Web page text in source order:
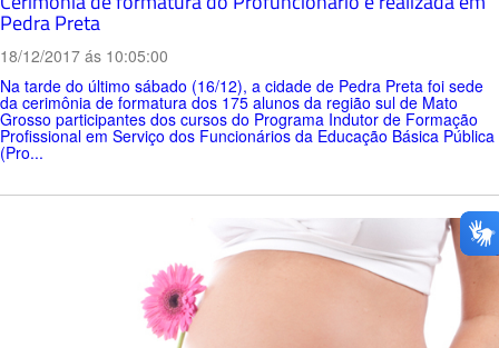
Pedra Preta
18/12/2017 ás 10:05:00
Na tarde do último sábado (16/12), a cidade de Pedra Preta foi sede
da cerimônia de formatura dos 175 alunos da região sul de Mato
Grosso participantes dos cursos do Programa Indutor de Formação
Profissional em Serviço dos Funcionários da Educação Básica Pública
(Pro...